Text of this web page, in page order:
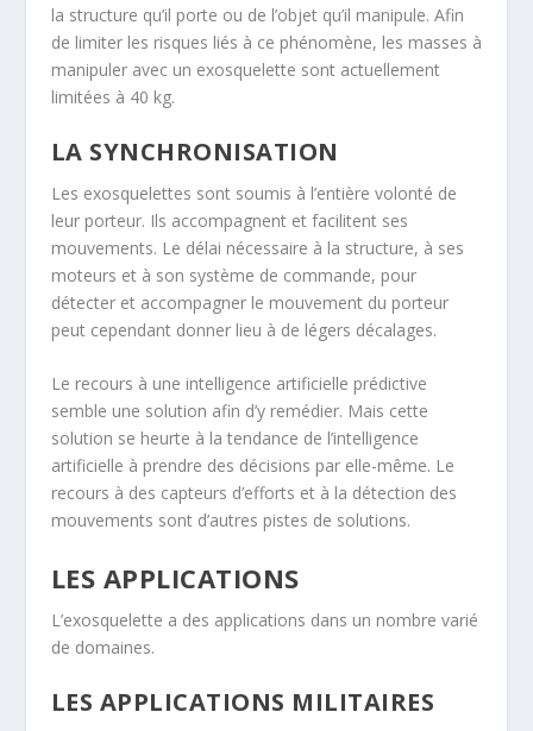
la structure qu’il porte ou de l’objet qu’il manipule. Afin
de limiter les risques liés à ce phénomène, les masses à
manipuler avec un exosquelette sont actuellement
limitées à 40 kg.
LA SYNCHRONISATION
Les exosquelettes sont soumis à l’entière volonté de
leur porteur. Ils accompagnent et facilitent ses
mouvements. Le délai nécessaire à la structure, à ses
moteurs et à son système de commande, pour
détecter et accompagner le mouvement du porteur
peut cependant donner lieu à de légers décalages.
Le recours à une intelligence artificielle prédictive
semble une solution afin d’y remédier. Mais cette
solution se heurte à la tendance de l’intelligence
artificielle à prendre des décisions par elle-même. Le
recours à des capteurs d’efforts et à la détection des
mouvements sont d’autres pistes de solutions.
LES APPLICATIONS
L’exosquelette a des applications dans un nombre varié
de domaines.
LES APPLICATIONS MILITAIRES